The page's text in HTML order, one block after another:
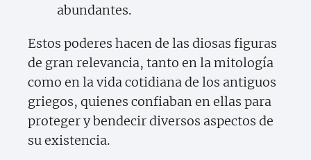
abundantes.
Estos poderes hacen de las diosas figuras
de gran relevancia, tanto en la mitología
como en la vida cotidiana de los antiguos
griegos, quienes confiaban en ellas para
proteger y bendecir diversos aspectos de
su existencia.